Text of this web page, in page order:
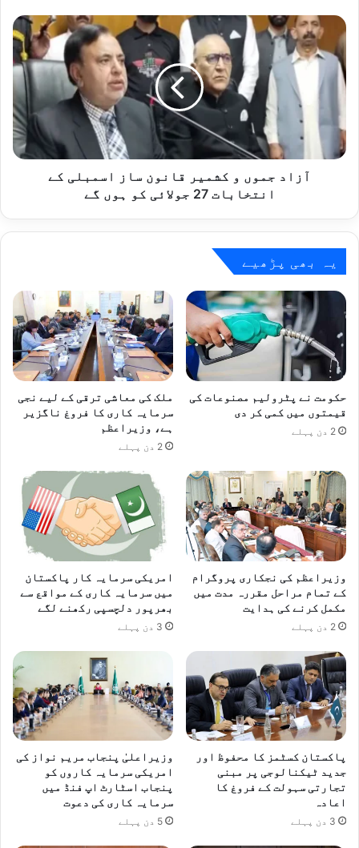
میں
188
فیصد
اضافہ:
کیسپرسکی
آزاد
جموں
و
کشمیر
قانون
اسمبلی
کے
انتخابات
آزاد جموں و کشمیر قانون ساز اسمبلی کے
انتخابات 27 جولائی کو ہوں گے
یہ بھی پڑھیے
حکومت نے پٹرولیم مصنوعات کی
قیمتوں میں کمی کر دی
2 دن پہلے
ملک کی معاشی ترقی کے لیے نجی
سرمایہ کاری کا فروغ ناگزیر
ہے، وزیراعظم
2 دن پہلے
وزیراعظم کی نجکاری پروگرام
کے تمام مراحل مقررہ مدت میں
مکمل کرنے کی ہدایت
2 دن پہلے
امریکی سرمایہ کار پاکستان
میں سرمایہ کاری کے مواقع سے
بھرپور دلچسپی رکھنے لگے
3 دن پہلے
پاکستان کسٹمز کا محفوظ اور
جدید ٹیکنالوجی پر مبنی
تجارتی سہولت کے فروغ کا
اعادہ
3 دن پہلے
وزیراعلیٰ پنجاب مریم نواز کی
امریکی سرمایہ کاروں کو
پنجاب اسٹارٹ اپ فنڈ میں
سرمایہ کاری کی دعوت
5 دن پہلے